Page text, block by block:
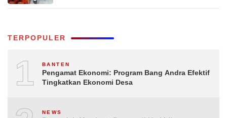
TERPOPULER
1 BANTEN
Pengamat Ekonomi: Program Bang Andra Efektif
Tingkatkan Ekonomi Desa
NEWS